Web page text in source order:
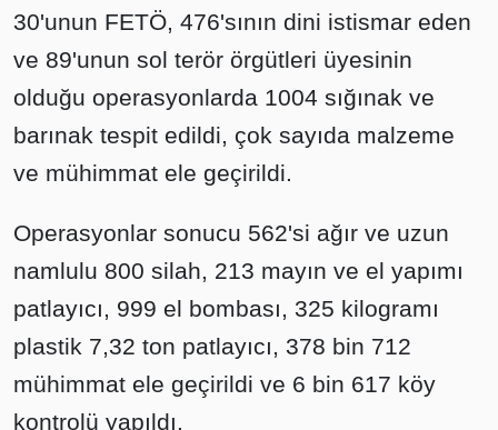
30'unun FETÖ, 476'sının dini istismar eden
ve 89'unun sol terör örgütleri üyesinin
olduğu operasyonlarda 1004 sığınak ve
barınak tespit edildi, çok sayıda malzeme
ve mühimmat ele geçirildi.
Operasyonlar sonucu 562'si ağır ve uzun
namlulu 800 silah, 213 mayın ve el yapımı
patlayıcı, 999 el bombası, 325 kilogramı
plastik 7,32 ton patlayıcı, 378 bin 712
mühimmat ele geçirildi ve 6 bin 617 köy
kontrolü yapıldı.